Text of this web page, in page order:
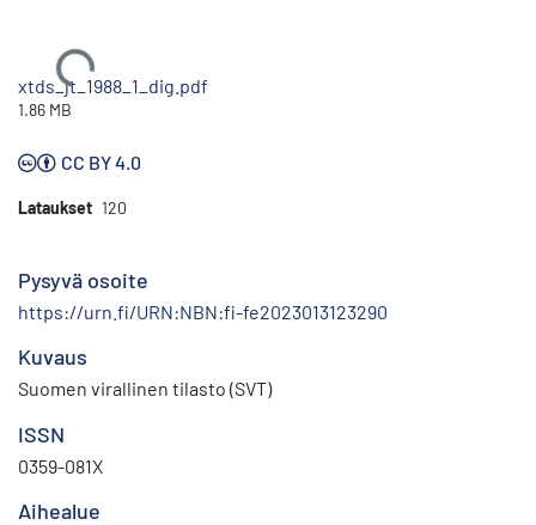
Ladataan...
xtds_jt_1988_1_dig.pdf
1.86 MB
CC BY 4.0
Lataukset 120
Pysyvä osoite
https://urn.fi/URN:NBN:fi-fe2023013123290
Kuvaus
Suomen virallinen tilasto (SVT)
ISSN
0359-081X
Aihealue